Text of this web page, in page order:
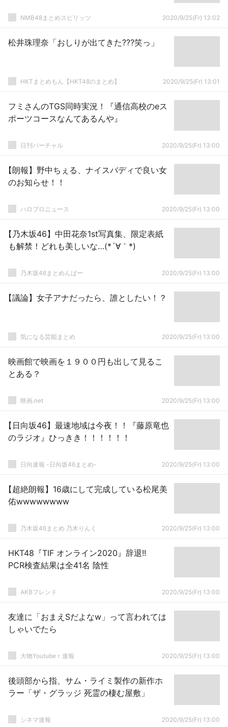
NMB48まとめスピリッツ 2020/9/25(Fr) 13:02
松井珠理奈「おしりが出てきた???笑っ」
HKTまとめもん【HKT48のまとめ】 2020/9/25(Fr) 13:01
フミさんのTGS同時実況！『通信高校のeス
ポーツコースなんてあるんや』
日刊バーチャル 2020/9/25(Fr) 13:00
【朗報】野中ちぇる、ナイスバディで良い女
のお知らせ！！
ハロプロニュース 2020/9/25(Fr) 13:00
【乃木坂46】中田花奈1st写真集、限定表紙
も解禁！どれも美しいな…(*´∀｀*)
乃木坂46まとめんばー 2020/9/25(Fr) 13:00
【議論】女子アナだったら、誰としたい！？
気になる芸能まとめ 2020/9/25(Fr) 13:00
映画館で映画を１９００円も出して見るこ
とある？
映画.net 2020/9/25(Fr) 13:00
【日向坂46】最速地域は今夜！！『藤原竜也
のラジオ』ひっきき！！！！！！
日向速報 -日向坂46まとめ- 2020/9/25(Fr) 13:00
【超絶朗報】16歳にして完成している松尾美
佑wwwwwwww
乃木坂46まとめ 乃木りんく 2020/9/25(Fr) 13:00
HKT48『TIF オンライン2020』辞退!!
PCR検査結果は全41名 陰性
AKBフレンド 2020/9/25(Fr) 13:00
友達に「おまえSだよなw」って言われては
しゃいでたら
大物Youtubeｒ速報 2020/9/25(Fr) 13:00
後頭部から指、サム・ライミ製作の新作ホ
ラー「ザ・グラッジ 死霊の棲む屋敷」
シネマ速報 2020/9/25(Fr) 13:00